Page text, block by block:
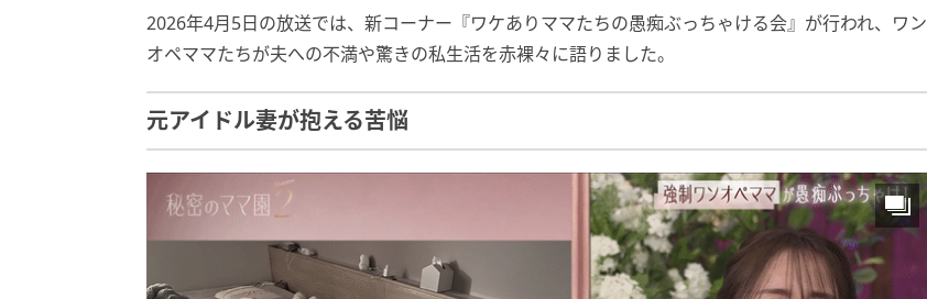
2026年4月5日の放送では、新コーナー『ワケありママたちの愚痴ぶっちゃける会』が行われ、ワン
オペママたちが夫への不満や驚きの私生活を赤裸々に語りました。
元アイドル妻が抱える苦悩